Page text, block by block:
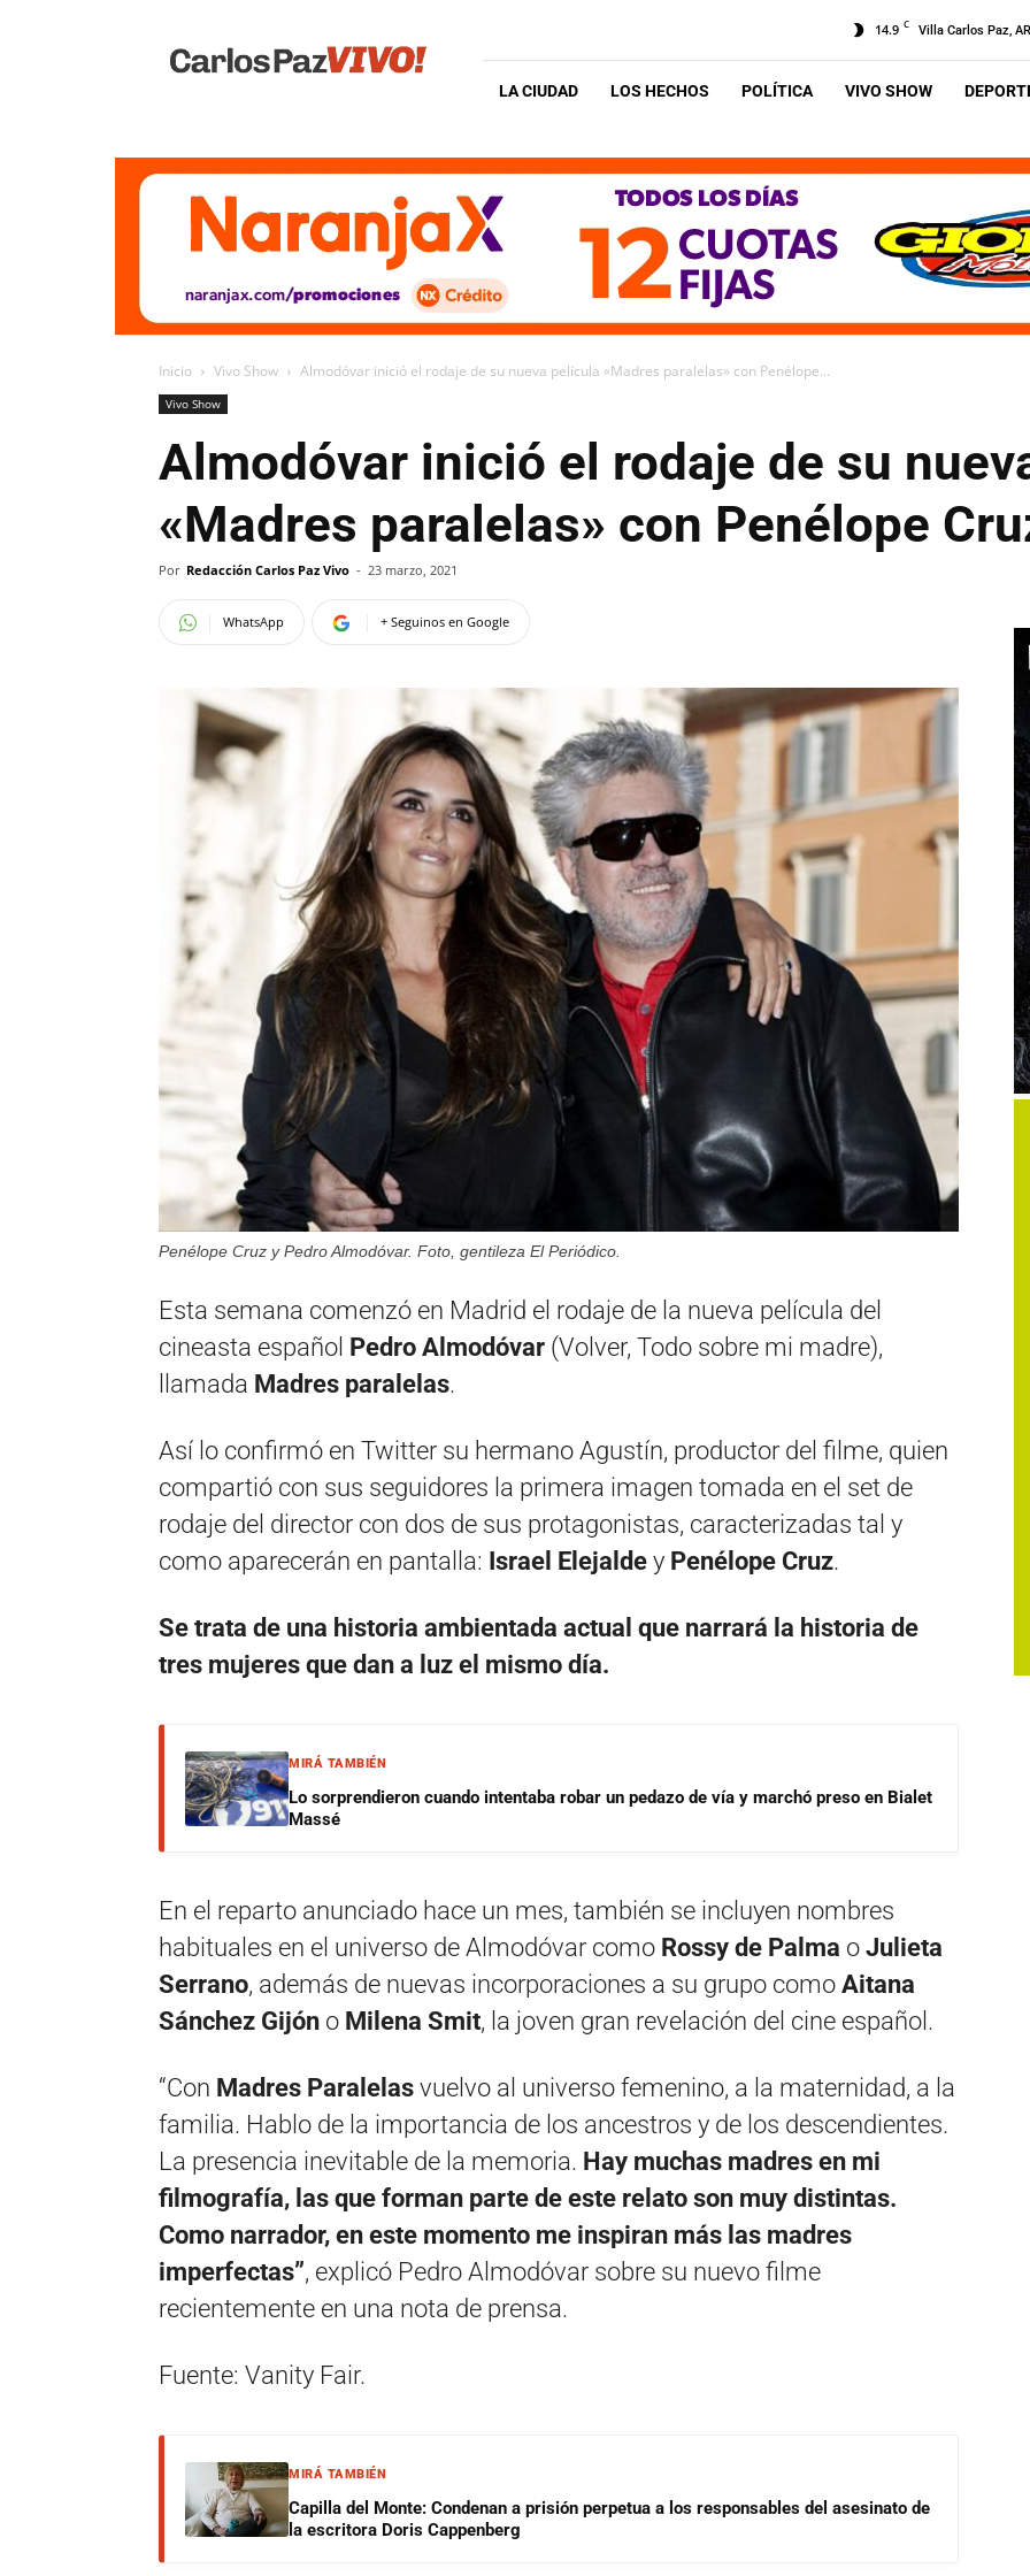
Vivo
14.9 C Villa Carlos Paz, AR
LA CIUDAD LOS HECHOS POLÍTICA VIVO SHOW
Inicio Vivo Show Almodóvar inició el rodaje de su nueva película «Madres paralelas» con Penélope...
Vivo Show
Almodóvar inició el rodaje de su
«Madres paralelas» con Penélope
Por Redacción Carlos Paz Vivo - 23 marzo, 2021
WhatsApp + Seguinos en Google
Penélope Cruz y Pedro Almodóvar. Foto, gentileza El Periódico.
Esta semana comenzó en Madrid el rodaje de la nueva película del
cineasta español Pedro Almodóvar (Volver, Todo sobre mi madre),
llamada Madres paralelas.
Así lo confirmó en Twitter su hermano Agustín, productor del filme, quien
compartió con sus seguidores la primera imagen tomada en el set de
rodaje del director con dos de sus protagonistas, caracterizadas tal y
como aparecerán en pantalla: Israel Elejalde y Penélope Cruz.
Se trata de una historia ambientada actual que narrará la historia de
tres mujeres que dan a luz el mismo día.
MIRÁ TAMBIÉN
Lo sorprendieron cuando intentaba robar un pedazo de vía y marchó preso en Bialet
Massé
En el reparto anunciado hace un mes, también se incluyen nombres
habituales en el universo de Almodóvar como Rossy de Palma o Julieta
Serrano, además de nuevas incorporaciones a su grupo como Aitana
Sánchez Gijón o Milena Smit, la joven gran revelación del cine español.
“Con Madres Paralelas vuelvo al universo femenino, a la maternidad, a la
familia. Hablo de la importancia de los ancestros y de los descendientes.
La presencia inevitable de la memoria. Hay muchas madres en mi
filmografía, las que forman parte de este relato son muy distintas.
Como narrador, en este momento me inspiran más las madres
imperfectas”, explicó Pedro Almodóvar sobre su nuevo filme
recientemente en una nota de prensa.
Fuente: Vanity Fair.
MIRÁ TAMBIÉN
Capilla del Monte: Condenan a prisión perpetua a los responsables del asesinato de
la escritora Doris Cappenberg